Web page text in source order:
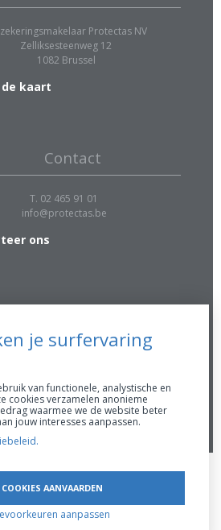
Protectas NV
Zelliksesteenweg 12
1082 Brussel
kaart
Contact
T. 02 465 91 01
info@protectas.be
ons
Extra Info
FSMA 16896 A
AssurMiFID gedragsregels
Cookiebeleid Remuneratiebeleid
je surfervaring
van functionele, analystische en
cookies verzamelen anonieme
waarmee we de website beter
jouw interesses aanpassen.
COOKIES AANVAARDEN
aanpassen